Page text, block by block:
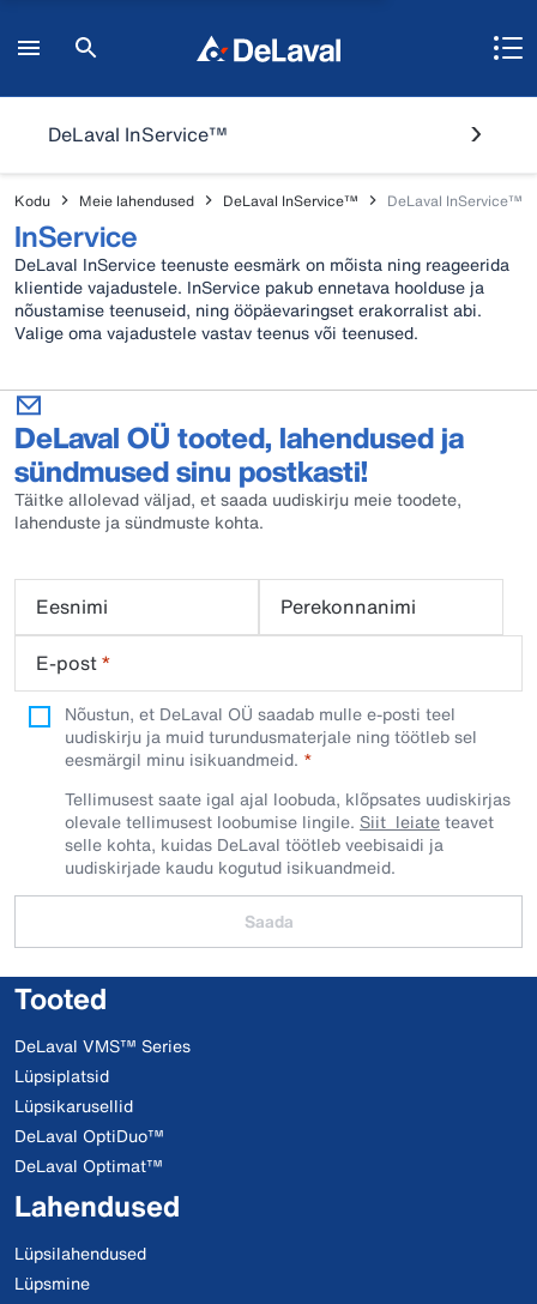
DeLaval InService™
Kodu Meie lahendused DeLaval InService™ DeLaval InService™
InService
DeLaval InService teenuste eesmärk on mõista ning reageerida
klientide vajadustele. InService pakub ennetava hoolduse ja
nõustamise teenuseid, ning ööpäevaringset erakorralist abi.
Valige oma vajadustele vastav teenus või teenused.
DeLaval OÜ tooted, lahendused ja
sündmused sinu postkasti!
Täitke allolevad väljad, et saada uudiskirju meie toodete,
lahenduste ja sündmuste kohta.
Eesnimi
Perekonnanimi
E-post*
Nõustun, et DeLaval OÜ saadab mulle e-posti teel
uudiskirju ja muid turundusmaterjale ning töötleb sel
eesmärgil minu isikuandmeid.​
Tellimusest saate igal ajal loobuda, klõpsates uudiskirjas
olevale tellimusest loobumise lingile. Siit leiateteavet
selle kohta, kuidas DeLaval töötleb veebisaidi ja
uudiskirjade kaudu kogutud isikuandmeid.
Saada
Tooted
DeLaval VMS™ Series
Lüpsiplatsid
Lüpsikarusellid
DeLaval OptiDuo™
DeLaval Optimat™
Lahendused
Lüpsilahendused
Lüpsmine